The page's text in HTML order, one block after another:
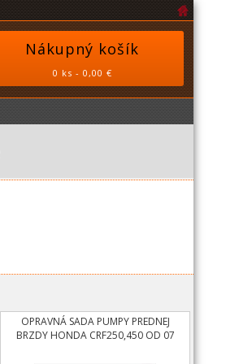
Nákupný košík
0 ks - 0,00 €
OPRAVNÁ SADA PUMPY PREDNEJ
BRZDY HONDA CRF250,450 OD 07